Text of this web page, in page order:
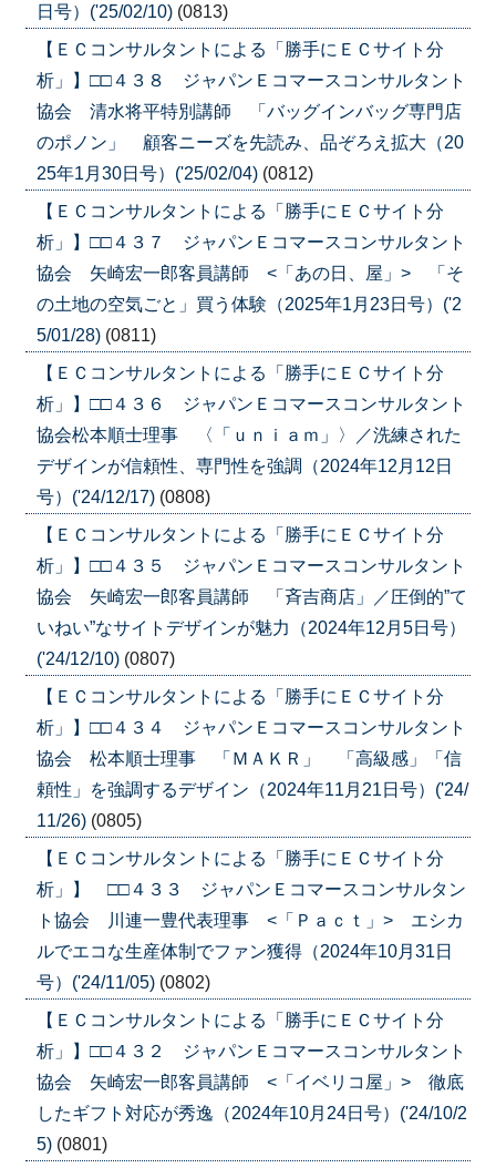
日号）('25/02/10) (0813)
【ＥＣコンサルタントによる「勝手にＥＣサイト分
析」】□□４３８ ジャパンＥコマースコンサルタント
協会 清水将平特別講師 「バッグインバッグ専門店
のポノン」 顧客ニーズを先読み、品ぞろえ拡大（20
25年1月30日号）('25/02/04) (0812)
【ＥＣコンサルタントによる「勝手にＥＣサイト分
析」】□□４３７ ジャパンＥコマースコンサルタント
協会 矢崎宏一郎客員講師 <「あの日、屋」> 「そ
の土地の空気ごと」買う体験（2025年1月23日号）('2
5/01/28) (0811)
【ＥＣコンサルタントによる「勝手にＥＣサイト分
析」】□□４３６ ジャパンＥコマースコンサルタント
協会松本順士理事 〈「ｕｎｉａｍ」〉／洗練された
デザインが信頼性、専門性を強調（2024年12月12日
号）('24/12/17) (0808)
【ＥＣコンサルタントによる「勝手にＥＣサイト分
析」】□□４３５ ジャパンＥコマースコンサルタント
協会 矢崎宏一郎客員講師 「斉吉商店」／圧倒的”て
いねい”なサイトデザインが魅力（2024年12月5日号）
('24/12/10) (0807)
【ＥＣコンサルタントによる「勝手にＥＣサイト分
析」】□□４３４ ジャパンＥコマースコンサルタント
協会 松本順士理事 「ＭＡＫＲ」 「高級感」「信
頼性」を強調するデザイン（2024年11月21日号）('24/
11/26) (0805)
【ＥＣコンサルタントによる「勝手にＥＣサイト分
析」】 □□４３３ ジャパンＥコマースコンサルタン
ト協会 川連一豊代表理事 <「Ｐａｃｔ」> エシカ
ルでエコな生産体制でファン獲得（2024年10月31日
号）('24/11/05) (0802)
【ＥＣコンサルタントによる「勝手にＥＣサイト分
析」】□□４３２ ジャパンＥコマースコンサルタント
協会 矢崎宏一郎客員講師 <「イベリコ屋」> 徹底
したギフト対応が秀逸（2024年10月24日号）('24/10/2
5) (0801)